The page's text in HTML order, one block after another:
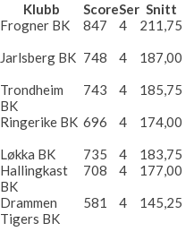
Klubb ScoreSer Snitt
Frogner BK 847 4
211,75
Jarlsberg BK 748 4
187,00
Trondheim
BK
743 4
185,75
Ringerike BK 696 4
174,00
Løkka BK 735 4
183,75
Hallingkast
BK
708 4
177,00
Drammen
Tigers BK
581 4 145,25